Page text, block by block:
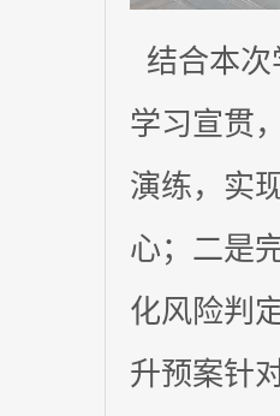
结合本
学习宣贯
演练，实
心；二是
化风险判
升预案针